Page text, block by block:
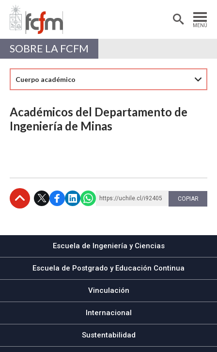
MENÚ
Estudiantes
Académicas/os
SOBRE LA FCFM
Cuerpo académico
Académicos del Departamento de
Ingeniería de Minas
https://uchile.cl/i92405 COPIAR
Escuela de Ingeniería y Ciencias
Escuela de Postgrado y Educación Continua
Vinculación
Internacional
Sustentabilidad